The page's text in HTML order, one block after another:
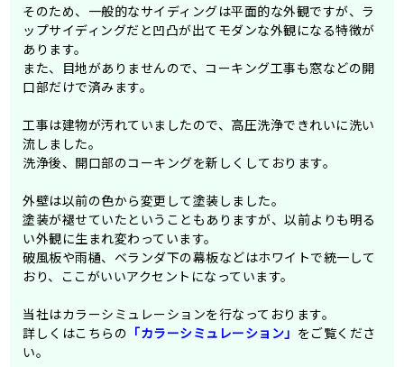
そのため、一般的なサイディングは平面的な外観ですが、ラ
ップサイディングだと凹凸が出てモダンな外観になる特徴が
あります。
また、目地がありませんので、コーキング工事も窓などの開
口部だけで済みます。
工事は建物が汚れていましたので、高圧洗浄できれいに洗い
流しました。
洗浄後、開口部のコーキングを新しくしております。
外壁は以前の色から変更して塗装しました。
塗装が褪せていたということもありますが、以前よりも明る
い外観に生まれ変わっています。
破風板や雨樋、ベランダ下の幕板などはホワイトで統一して
おり、ここがいいアクセントになっています。
当社はカラーシミュレーションを行なっております。
詳しくはこちらの 「カラーシミュレーション」 をご覧くださ
い。